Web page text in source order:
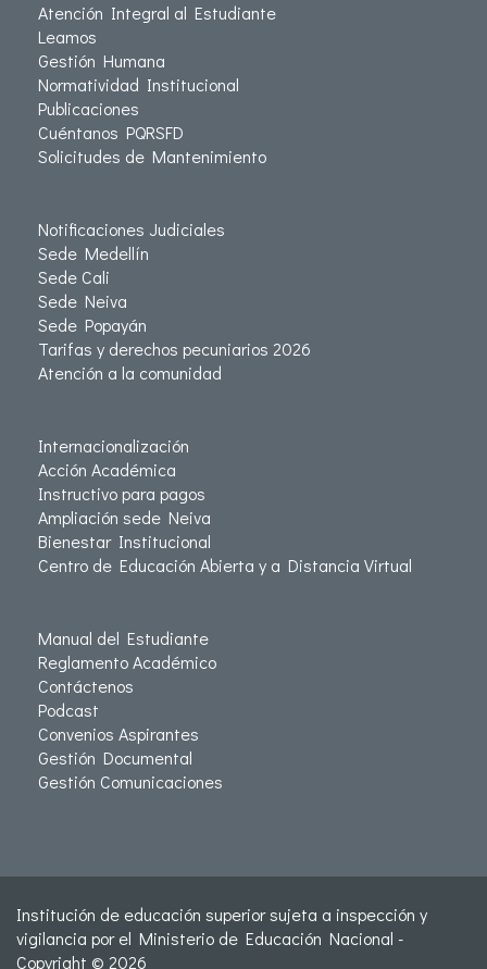
Atención Integral al Estudiante
Leamos
Gestión Humana
Normatividad Institucional
Publicaciones
Cuéntanos PQRSFD
Solicitudes de Mantenimiento
Notificaciones Judiciales
Sede Medellín
Sede Cali
Sede Neiva
Sede Popayán
Tarifas y derechos pecuniarios 2026
Atención a la comunidad
Internacionalización
Acción Académica
Instructivo para pagos
Ampliación sede Neiva
Bienestar Institucional
Centro de Educación Abierta y a Distancia Virtual
Manual del Estudiante
Reglamento Académico
Contáctenos
Podcast
Convenios Aspirantes
Gestión Documental
Gestión Comunicaciones
Institución de educación superior sujeta a inspección y
vigilancia por el Ministerio de Educación Nacional -
Copyright © 2026